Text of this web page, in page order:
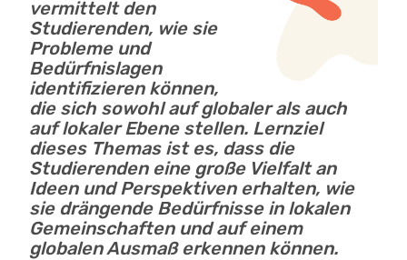
vermittelt den
Studierenden, wie sie
Probleme und
Bedürfnislagen
identifizieren können,
die sich sowohl auf globaler als auch
auf lokaler Ebene stellen. Lernziel
dieses Themas ist es, dass die
Studierenden eine große Vielfalt an
Ideen und Perspektiven erhalten, wie
sie drängende Bedürfnisse in lokalen
Gemeinschaften und auf einem
globalen Ausmaß erkennen können.